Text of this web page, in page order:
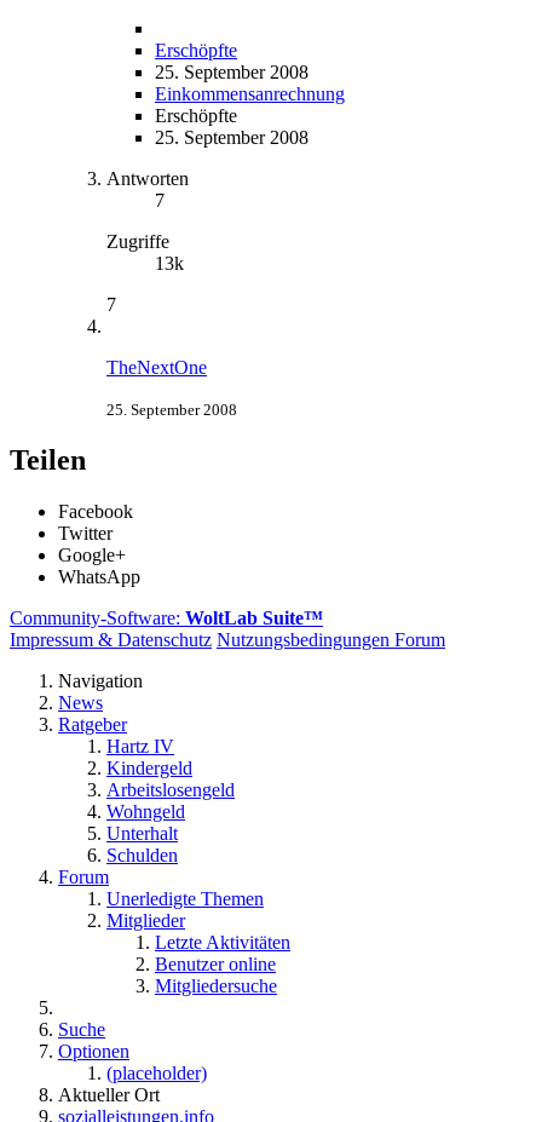
Erschöpfte
25. September 2008
Einkommensanrechnung
Erschöpfte
25. September 2008
Antworten
7
Zugriffe
13k
7
TheNextOne
25. September 2008
Teilen
Facebook
Twitter
Google+
WhatsApp
Community-Software: WoltLab Suite™
Impressum & Datenschutz Nutzungsbedingungen Forum
Navigation
News
Ratgeber
Hartz IV
Kindergeld
Arbeitslosengeld
Wohngeld
Unterhalt
Schulden
Forum
Unerledigte Themen
Mitglieder
Letzte Aktivitäten
Benutzer online
Mitgliedersuche
Suche
Optionen
(placeholder)
Aktueller Ort
sozialleistungen.info